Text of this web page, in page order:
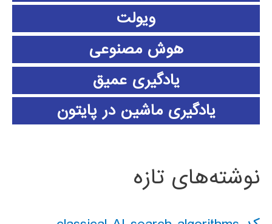
ویولت
هوش مصنوعی
یادگیری عمیق
یادگیری ماشین در پایتون
نوشته‌های تازه